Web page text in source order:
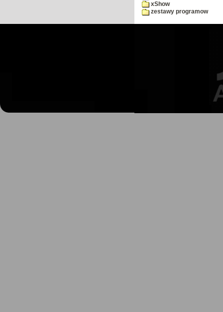
xShow
zestawy programow